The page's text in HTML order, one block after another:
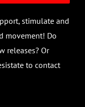
stimulate and
movement! Do
releases? Or
to contact